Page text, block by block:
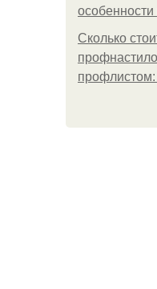
Сколько
профлистом: